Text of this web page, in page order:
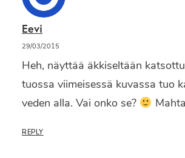
Eevi
29/03/2015
Heh, näyttää äkkiseltään
tuossa viimeisessä kuvassa tuo
veden alla. Vai onko se?
REPLY